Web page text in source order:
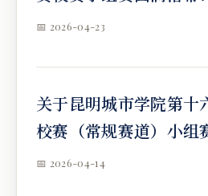
📅 2026-04-23
关于昆明城市学院第十
校赛（常规赛道）小组
📅 2026-04-14